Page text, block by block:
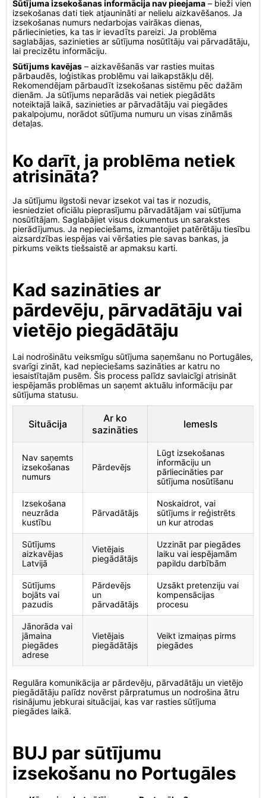
Sūtījuma izsekošanas informācija nav pieejama – bieži vien
izsekošanas dati tiek atjaunināti ar nelielu aizkavēšanos. Ja
izsekošanas numurs nedarbojas vairākas dienas,
pārliecinieties, ka tas ir ievadīts pareizi. Ja problēma
saglabājas, sazinieties ar sūtījuma nosūtītāju vai pārvadātāju,
lai precizētu informāciju.
Sūtījums kavējas – aizkavēšanās var rasties muitas
pārbaudēs, loģistikas problēmu vai laikapstākļu dēļ.
Rekomendējam pārbaudīt izsekošanas sistēmu pēc dažām
dienām. Ja sūtījums neparādās vai netiek piegādāts
noteiktajā laikā, sazinieties ar pārvadātāju vai piegādes
pakalpojumu, norādot sūtījuma numuru un visas zināmās
detaļas.
Ko darīt, ja problēma netiek
atrisināta?
Ja sūtījumu ilgstoši nevar izsekot vai tas ir nozudis,
iesniedziet oficiālu pieprasījumu pārvadātājam vai sūtījuma
nosūtītājam. Saglabājiet visus dokumentus un sarakstes
pierādījumus. Ja nepieciešams, izmantojiet patērētāju tiesību
aizsardzības iespējas vai vēršaties pie savas bankas, ja
pirkums veikts tiešsaistē ar apmaksu karti.
Kad sazināties ar
pārdevēju, pārvadātāju vai
vietējo piegādātāju
Lai nodrošinātu veiksmīgu sūtījuma saņemšanu no Portugāles,
svarīgi zināt, kad nepieciešams sazināties ar katru no
iesaistītajām pusēm. Šis process palīdz savlaicīgi atrisināt
iespējamās problēmas un saņemt aktuālu informāciju par
sūtījuma statusu.
Situācija
Ar ko
sazināties
Iemesls
Nav saņemts
izsekošanas
numurs
Pārdevējs
Lūgt izsekošanas
informāciju un
pārliecināties par
sūtījuma nosūtīšanu
Izsekošana
neuzrāda
kustību
Pārvadātājs
Noskaidrot, vai
sūtījums ir reģistrēts
un kur atrodas
Sūtījums
aizkavējas
Latvijā
Vietējais
piegādātājs
Uzzināt par piegādes
laiku vai iespējamām
papildu darbībām
Sūtījums
bojāts vai
pazudis
Pārdevējs
un
pārvadātājs
Uzsākt pretenziju vai
kompensācijas
procesu
Jānorāda vai
jāmaina
piegādes
adrese
Vietējais
piegādātājs
Veikt izmaiņas pirms
piegādes
Regulāra komunikācija ar pārdevēju, pārvadātāju un vietējo
piegādātāju palīdz novērst pārpratumus un nodrošina ātru
risinājumu jebkurai situācijai, kas var rasties sūtījuma
piegādes laikā.
BUJ par sūtījumu
izsekošanu no Portugāles